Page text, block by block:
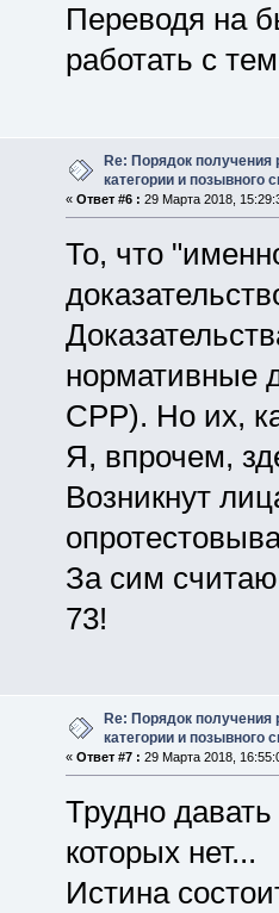
Переводя на
работать с
Re: Порядок получения
категории и позывного
« Ответ #6 : 29 Марта 2018,
То, что
нормативные
СРР). Но их,
Я, впрочем,
Возникнут
За сим
73!
Re: Порядок получения
категории и позывного
« Ответ #7 : 29 Марта 2018,
Трудно
которых нет...
Истина